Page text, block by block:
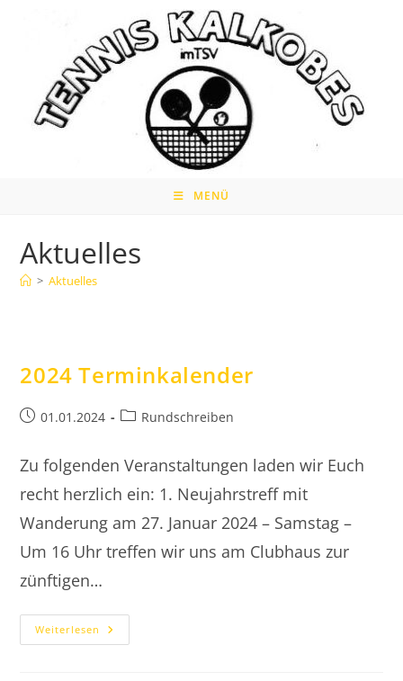
MENÜ
Aktuelles
> Aktuelles
2024 Terminkalender
Beitrag01.01.2024
Beitrags-
Rundschreiben
Zu folgenden Veranstaltungen laden wir Euch
recht herzlich ein: 1. Neujahrstreff mit
Wanderung am 27. Januar 2024 – Samstag –
Um 16 Uhr treffen wir uns am Clubhaus zur
zünftigen…
Weiterlesen 2024
Terminkalender